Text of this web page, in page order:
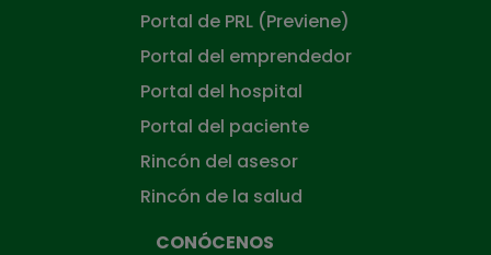
Portal de PRL (Previene)
Portal del emprendedor
Portal del hospital
Portal del paciente
Rincón del asesor
Rincón de la salud
CONÓCENOS